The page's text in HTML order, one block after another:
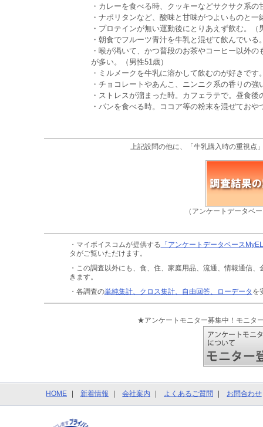
・カレーを食べる時、クッキーなどサクサク系
・ナポリタンなど、酸味と甘味がつよいものと一
・プロテインが無い運動後にとりあえず飲む。（
・朝食でフルーツ青汁を牛乳と混ぜて飲んでいる
・喉が渇いて、かつ普段のお茶やコーヒー以外
が多い。（男性51歳）
・ミルメークを牛乳に溶かして飲むのが好きで
・チョコレートやあんこ、ニンニク系の香りの
・ストレスが溜まった時。カフェラテで。昼食
・パンを食べる時。ココア等の粉末を混ぜてお
上記設問の他に、「牛乳購入時の重視点
（アンケートデータベ
・マイボイスコムが提供する 「アンケートデータベース
タがご覧いただけます。
・この調査以外にも、食、住、家庭用品、流通、情報通信、
きます。
・各調査の単純集計、クロス集計、自由回答、ローデータ を
★アンケートモニター募集中！モニタ
HOME 新着情報 会社案内 よくあるご質問 お問合わせ